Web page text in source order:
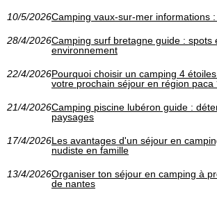
10/5/2026Camping vaux-sur-mer informations
28/4/2026Camping surf bretagne guide : spots
environnement
22/4/2026Pourquoi choisir un camping 4
votre prochain séjour en région paca
21/4/2026Camping piscine lubéron guide :
paysages
17/4/2026Les avantages d'un séjour en
nudiste en famille
13/4/2026Organiser ton séjour en camping à
de nantes